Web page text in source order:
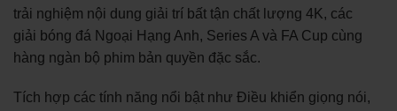
trải nghiệm nội dung giải trí bất tận chất lượng 4K, các
giải bóng đá Ngoại Hạng Anh, Series A và FA Cup cùng
hàng ngàn bộ phim bản quyền đặc sắc.
Tích hợp các tính năng nổi bật như Điều khiển giọng nói,